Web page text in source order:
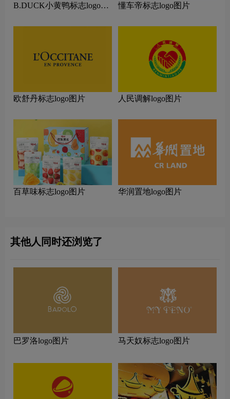
B.DUCK小黄鸭标志logo图
懂车帝标志logo图片
欧舒丹标志logo图片 人民调解logo图片
百草味标志logo图片 华润置地logo图片
其他人同时还浏览了
巴罗洛logo图片 马天奴标志logo图片